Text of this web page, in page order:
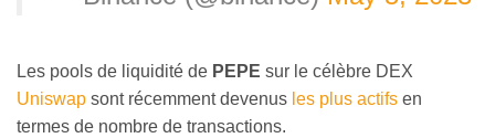
Les pools de liquidité de PEPE sur le célèbre DEX
Uniswap sont récemment devenus les plus actifs en
termes de nombre de transactions.